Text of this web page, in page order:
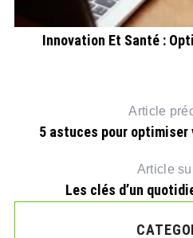
Innovation Et Santé :
Article
5 astuces pour optimiser
Article
Les clés d’un